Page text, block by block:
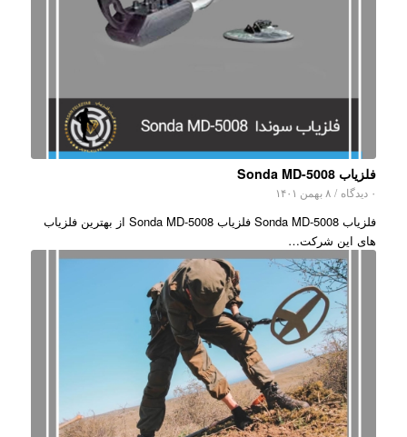
فلزیاب Sonda MD-5008
۰ دیدگاه / ۸ بهمن ۱۴۰۱
فلزیاب Sonda MD-5008 فلزیاب Sonda MD-5008 از بهترین فلزیاب
های این شرکت…